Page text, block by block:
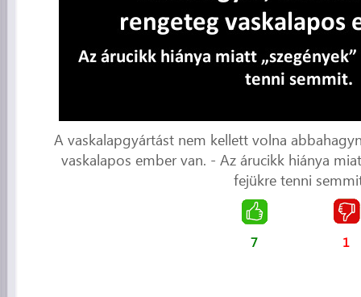
A vaskalapgyártást nem kellett volna
vaskalapos ember van. - Az árucikk hiánya
fejükre tenni
7 1